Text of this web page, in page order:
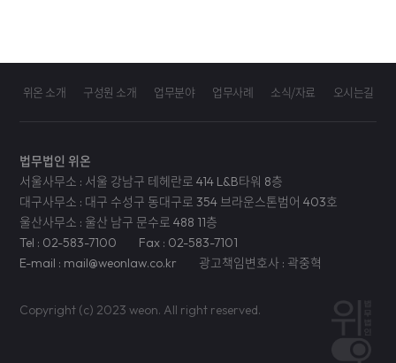
위온 소개 구성원 소개 업무분야 업무사례 소식/자료 오시는길
법무법인 위온
서울사무소 : 서울 강남구 테헤란로 414 L&B타워 8층
대구사무소 : 대구 수성구 동대구로 354 브라운스톤범어 403호
울산사무소 : 울산 남구 문수로 488 11층
Tel : 02-583-7100
Fax : 02-583-7101
E-mail : mail@weonlaw.co.kr
광고책임변호사 : 곽중혁
Copyright (c) 2023 weon. All right reserved.